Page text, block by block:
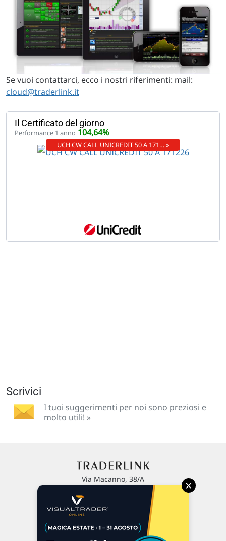
Se vuoi contattarci, ecco i nostri riferimenti: mail:
cloud@traderlink.it
Il Certificato del giorno
Performance 1 anno 104,64%
UCH CW CALL UNICREDIT 50 A 171… »
Scrivici
I tuoi suggerimenti per noi sono preziosi e
molto utili! »
Via Macanno, 38/A
P.IVA 02 452 460 401
Chi siamo
×